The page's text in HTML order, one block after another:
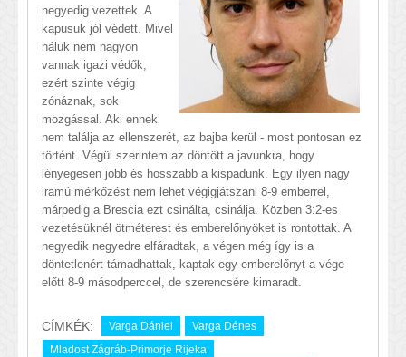
negyedig vezettek. A
kapusuk jól védett. Mivel
náluk nem nagyon
vannak igazi védők,
ezért szinte végig
zónáznak, sok
mozgással. Aki ennek
nem találja az ellenszerét, az bajba kerül - most pontosan ez
történt. Végül szerintem az döntött a javunkra, hogy
lényegesen jobb és hosszabb a kispadunk. Egy ilyen nagy
iramú mérkőzést nem lehet végigjátszani 8-9 emberrel,
márpedig a Brescia ezt csinálta, csinálja. Közben 3:2-es
vezetésüknél ötméterest és emberelőnyöket is rontottak. A
negyedik negyedre elfáradtak, a végen még így is a
döntetlenért támadhattak, kaptak egy emberelőnyt a vége
előtt 8-9 másodperccel, de szerencsére kimaradt.
CÍMKÉK: Varga Dániel
Varga Dénes
Mladost Zágráb-Primorje Rijeka